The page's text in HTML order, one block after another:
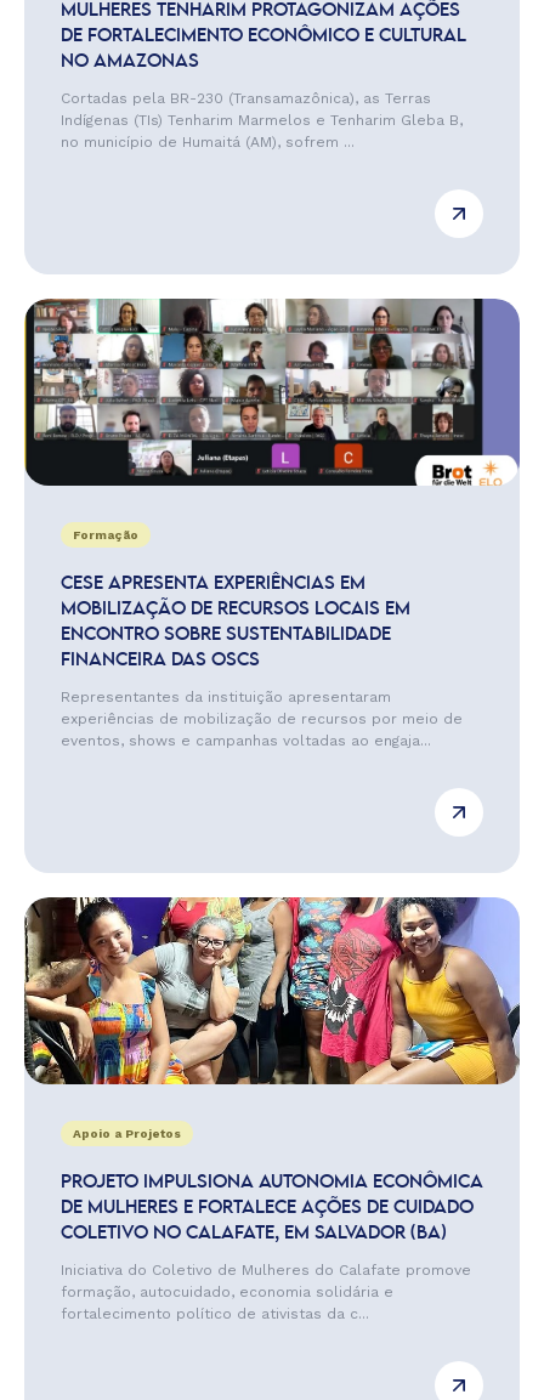
MULHERES TENHARIM PROTAGONIZAM AÇÕES
DE FORTALECIMENTO ECONÔMICO E CULTURAL
NO AMAZONAS
Cortadas pela BR-230 (Transamazônica), as Terras
Indígenas (TIs) Tenharim Marmelos e Tenharim Gleba B,
no município de Humaitá (AM), sofrem ...
Formação
CESE APRESENTA EXPERIÊNCIAS EM
MOBILIZAÇÃO DE RECURSOS LOCAIS EM
ENCONTRO SOBRE SUSTENTABILIDADE
FINANCEIRA DAS OSCS
Representantes da instituição apresentaram
experiências de mobilização de recursos por meio de
eventos, shows e campanhas voltadas ao engaja...
Apoio a Projetos
PROJETO IMPULSIONA AUTONOMIA ECONÔMICA
DE MULHERES E FORTALECE AÇÕES DE CUIDADO
COLETIVO NO CALAFATE, EM SALVADOR (BA)
Iniciativa do Coletivo de Mulheres do Calafate promove
formação, autocuidado, economia solidária e
fortalecimento político de ativistas da c...